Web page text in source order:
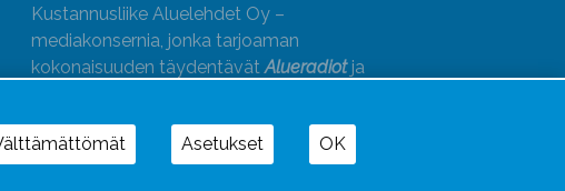
Kustannusliike Aluelehdet Oy –
mediakonsernia, jonka tarjoaman
kokonaisuuden täydentävätAlueradiotja
Asetukset OK